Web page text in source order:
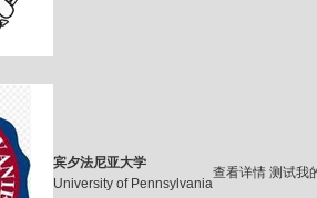
宾夕法尼亚大学
University of Pennsylvania
查看详情 测试我